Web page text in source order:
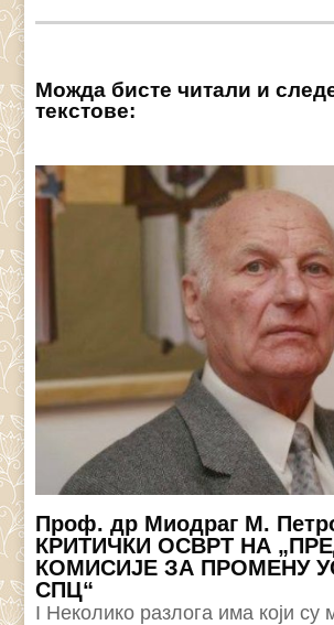
Можда бисте читали и
текстове:
Проф. др Миодраг М.
КРИТИЧКИ ОСВРТ НА
КОМИСИЈЕ ЗА ПРОМЕНУ
СПЦ“
I Неколико разлога има који су